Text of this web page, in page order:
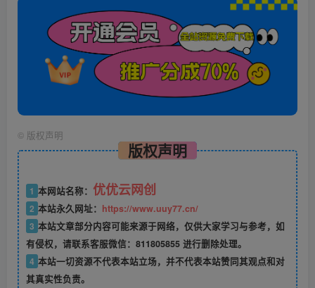
© 版权声明
版权声明
1 本网站名称： 优优云网创
2 本站永久网址： https://www.uuy77.cn/
3 本站文章部分内容可能来源于网络，仅供大家学习与参考，如
有侵权，请联系客服微信：811805855 进行删除处理。
4 本站一切资源不代表本站立场，并不代表本站赞同其观点和对
其真实性负责。